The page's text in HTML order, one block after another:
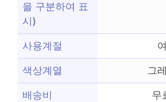
을 구분하여 표
시)
사용계절
색상계열 그
배송비 무